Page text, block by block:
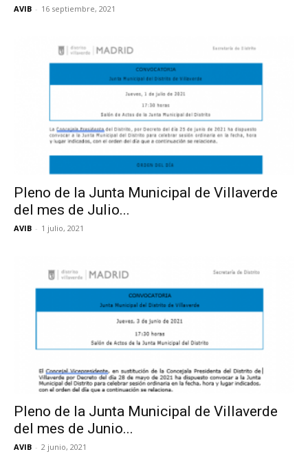
AVIB - 16 septiembre, 2021
Pleno de la Junta Municipal de Villaverde
del mes de Julio...
AVIB - 1 julio, 2021
Pleno de la Junta Municipal de Villaverde
del mes de Junio...
AVIB - 2 junio, 2021